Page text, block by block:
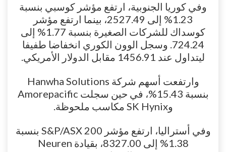
وفي كوريا الجنوبية، ارتفع مؤشر كوسبي بنسبة
1.23% إلى 2527.49، بينما ارتفع مؤشر
كوسداك للشركات الصغيرة بنسبة 1.77% إلى
724.24. وسجل الوون الكوري انخفاضا طفيفا
ليتداول عند 1456.91 مقابل الدولار الأمريكي.
وارتفعت أسهم شركة Hanwha Solutions
بنسبة 15.43%، في حين سجلت Amorepacific
وSK Hynix مكاسب ملحوظة.
وفي أستراليا، ارتفع مؤشر S&P/ASX 200 بنسبة
1.38% إلى 8327.00، بقيادة Neuren